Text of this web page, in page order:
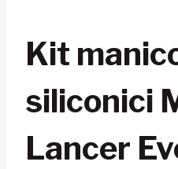
Kit
siliconici
Lancer